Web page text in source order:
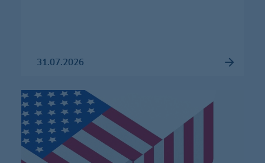
31.07.2026